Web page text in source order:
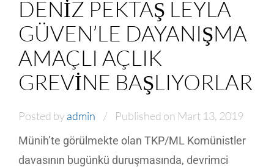
DENIZ PEKTAŞ LEYLA
GÜVEN’LE DAYANIŞMA
AMAÇLI AÇLIK
GREVINE BAŞLIYORLAR
Posted byadmin Published on Mart 13, 2019
Münih’te görülmekte olan TKP/ML Komünistler
davasının bugünkü duruşmasında, devrimci